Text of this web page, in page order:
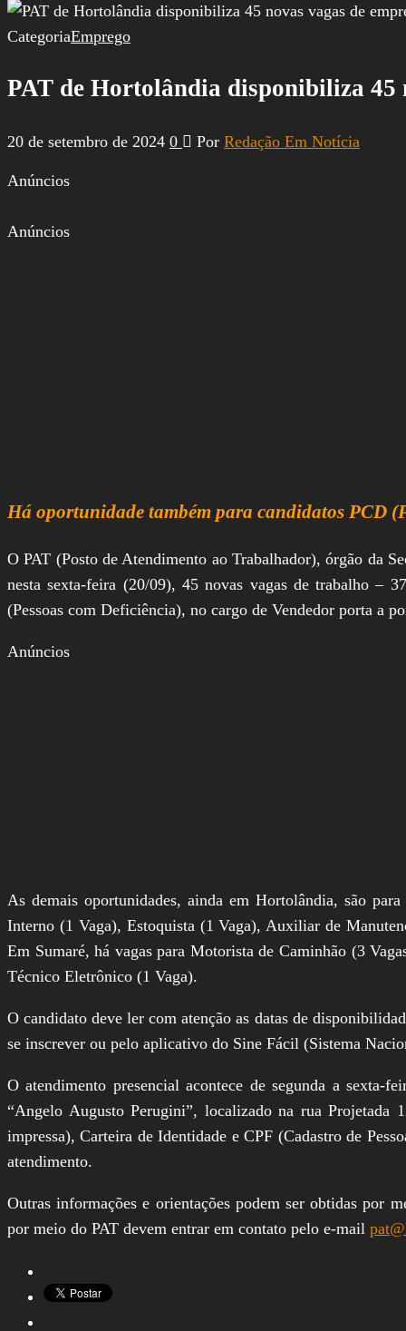
por:
CategoriaEmprego
PAT de Hortolândia disponibiliza 45
20 de setembro de 2024 0 Por Redação Em Notícia
Anúncios
Anúncios
Há oportunidade também para candidatos PCD
O PAT (Posto de Atendimento ao Trabalhador), órgão da
nesta sexta-feira (20/09), 45 novas vagas de trabalho –
(Pessoas com Deficiência), no cargo de Vendedor porta a
Anúncios
As demais oportunidades, ainda em Hortolândia, são
Interno (1 Vaga), Estoquista (1 Vaga), Auxiliar de
Em Sumaré, há vagas para Motorista de Caminhão (3
Técnico Eletrônico (1 Vaga).
O candidato deve ler com atenção as datas de
se inscrever ou pelo aplicativo do Sine Fácil (Sistema
O atendimento presencial acontece de segunda a
“Angelo Augusto Perugini”, localizado na rua
impressa), Carteira de Identidade e CPF (Cadastro de
atendimento.
Outras informações e orientações podem ser obtidas por
por meio do PAT devem entrar em contato pelo e-mail